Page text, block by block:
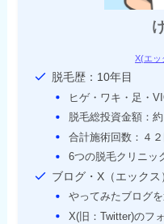
X(エッ
脱毛歴：10年目
ヒゲ・ワキ・足・
脱毛総投資金額：
合計施術回数：４２
6つの脱毛クリニッ
ブログ・X（エック
やってみたブログ
X(旧：Twitter)のフ